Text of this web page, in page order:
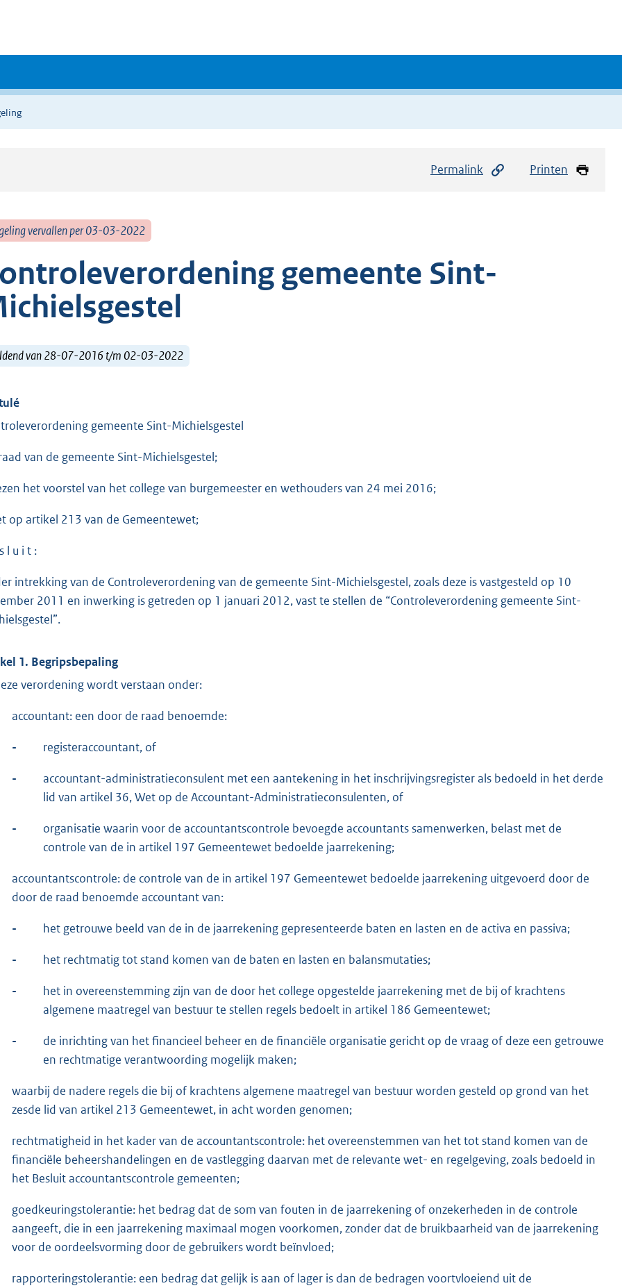
Permalink Printen
vervallen per 03-03-2022
gemeente Sint-
van 28-07-2016 t/m 02-03-2022
gemeente Sint-Michielsgestel
van de gemeente Sint-Michielsgestel;
het voorstel van het college van burgemeester en wethouders van 24 mei 2016;
op artikel 213 van de Gemeentewet;
l u i t :
intrekking van de Controleverordening van de gemeente Sint-Michielsgestel, zoals deze is vastgesteld op 10
2011 en inwerking is getreden op 1 januari 2012, vast te stellen de “Controleverordening gemeente Sint-
1. Begripsbepaling
verordening wordt verstaan onder:
accountant: een door de raad benoemde:
- registeraccountant, of
-
accountant-administratieconsulent met een aantekening in het inschrijvingsregister als bedoeld in het derde
lid van artikel 36, Wet op de Accountant-Administratieconsulenten, of
-
organisatie waarin voor de accountantscontrole bevoegde accountants samenwerken, belast met de
controle van de in artikel 197 Gemeentewet bedoelde jaarrekening;
accountantscontrole: de controle van de in artikel 197 Gemeentewet bedoelde jaarrekening uitgevoerd door de
door de raad benoemde accountant van:
- het getrouwe beeld van de in de jaarrekening gepresenteerde baten en lasten en de activa en passiva;
- het rechtmatig tot stand komen van de baten en lasten en balansmutaties;
-
het in overeenstemming zijn van de door het college opgestelde jaarrekening met de bij of krachtens
algemene maatregel van bestuur te stellen regels bedoelt in artikel 186 Gemeentewet;
-
de inrichting van het financieel beheer en de financiële organisatie gericht op de vraag of deze een getrouwe
en rechtmatige verantwoording mogelijk maken;
waarbij de nadere regels die bij of krachtens algemene maatregel van bestuur worden gesteld op grond van het
zesde lid van artikel 213 Gemeentewet, in acht worden genomen;
rechtmatigheid in het kader van de accountantscontrole: het overeenstemmen van het tot stand komen van de
financiële beheershandelingen en de vastlegging daarvan met de relevante wet- en regelgeving, zoals bedoeld in
het Besluit accountantscontrole gemeenten;
goedkeuringstolerantie: het bedrag dat de som van fouten in de jaarrekening of onzekerheden in de controle
aangeeft, die in een jaarrekening maximaal mogen voorkomen, zonder dat de bruikbaarheid van de jaarrekening
voor de oordeelsvorming door de gebruikers wordt beïnvloed;
rapporteringstolerantie: een bedrag dat gelijk is aan of lager is dan de bedragen voortvloeiend uit de